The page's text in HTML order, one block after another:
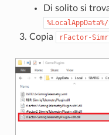
Di solito si
Copia rFactor-